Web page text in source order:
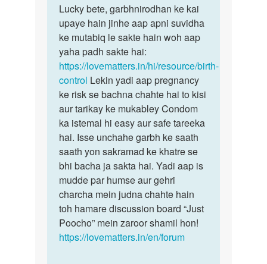
to
Aunty
…
by
Lucky
Lucky
bete,
garbhnirodhan
ke…
Lucky bete, garbhnirodhan ke kai
upaye hain jinhe aap apni suvidha
ke mutabiq le sakte hain woh aap
yaha padh sakte hai:
https://lovematters.in/hi/resource/birth-
control Lekin yadi aap pregnancy
ke risk se bachna chahte hai to kisi
aur tarikay ke mukabley Condom
ka istemal hi easy aur safe tareeka
hai. Isse unchahe garbh ke saath
saath yon sakramad ke khatre se
bhi bacha ja sakta hai. Yadi aap is
mudde par humse aur gehri
charcha mein judna chahte hain
toh hamare discussion board “Just
Poocho” mein zaroor shamil hon!
https://lovematters.in/en/forum